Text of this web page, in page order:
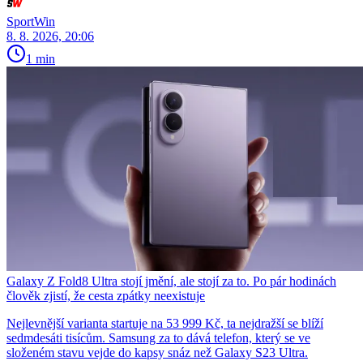
SportWin
8. 8. 2026, 20:06
1 min
Galaxy Z Fold8 Ultra stojí jmění, ale stojí za to. Po pár hodinách
člověk zjistí, že cesta zpátky neexistuje
Nejlevnější varianta startuje na 53 999 Kč, ta nejdražší se blíží
sedmdesáti tisícům. Samsung za to dává telefon, který se ve
složeném stavu vejde do kapsy snáz než Galaxy S23 Ultra.